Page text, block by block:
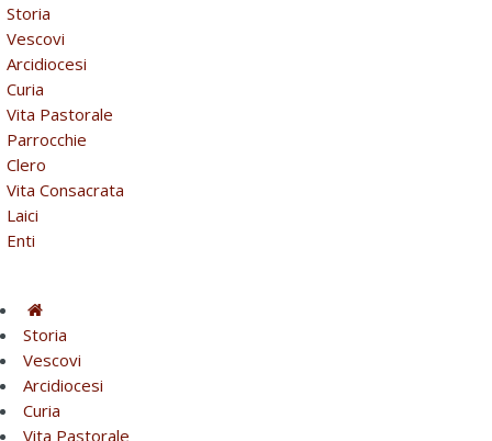
Storia
Vescovi
Arcidiocesi
Curia
Vita Pastorale
Parrocchie
Clero
Vita Consacrata
Laici
Enti
Storia
Vescovi
Arcidiocesi
Curia
Vita Pastorale